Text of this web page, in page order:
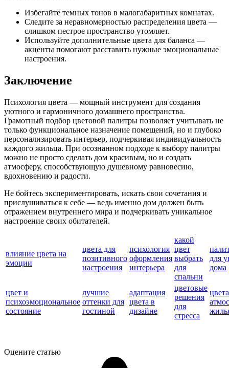
Избегайте темных тонов в малогабаритных комнатах.
Следите за неравномерностью распределения цвета —
слишком пестрое пространство утомляет.
Используйте дополнительные цвета для баланса —
акценты помогают расставить нужные эмоциональные
настроения.
Заключение
Психология цвета — мощный инструмент для создания
уютного и гармоничного домашнего пространства.
Грамотный подбор цветовой палитры позволяет учитывать не
только функциональное назначение помещений, но и глубоко
персонализировать интерьер, подчеркивая индивидуальность
каждого жильца. При осознанном подходе к выбору палитры
можно не просто сделать дом красивым, но и создать
атмосферу, способствующую душевному равновесию,
вдохновению и радости.
Не бойтесь экспериментировать, искать свои сочетания и
прислушиваться к себе — ведь именно дом должен быть
отражением внутреннего мира и подчеркивать уникальное
настроение своих обитателей.
влияние цвета на
эмоции
цвета для
позитивного
настроения
психология
оформления
интерьера
какой
цвет
выбрать
для
спальни
для
дома
цвет и
психоэмоциональное
состояние
лучшие
оттенки для
гостиной
адаптация
цвета в
дизайне
цветовые
решения
для
стресса
Оцените статью